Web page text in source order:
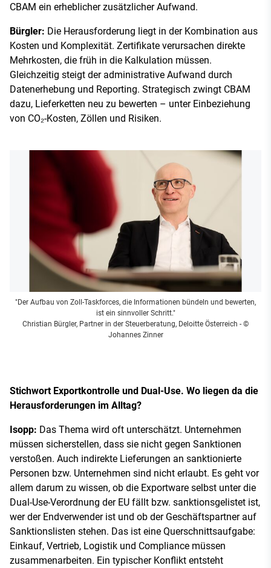
CBAM ein erheblicher zusätzlicher Aufwand.
Bürgler: Die Herausforderung liegt in der Kombination aus
Kosten und Komplexität. Zertifikate verursachen direkte
Mehrkosten, die früh in die Kalkulation müssen.
Gleichzeitig steigt der administrative Aufwand durch
Datenerhebung und Reporting. Strategisch zwingt CBAM
dazu, Lieferketten neu zu bewerten – unter Einbeziehung
von CO₂-Kosten, Zöllen und Risiken.
"Der Aufbau von Zoll-Taskforces, die Informationen bündeln und bewerten,
ist ein sinnvoller Schritt."
Christian Bürgler, Partner in der Steuerberatung, Deloitte Österreich - ©
Johannes Zinner
Stichwort Exportkontrolle und Dual-Use. Wo liegen da die
Herausforderungen im Alltag?
Isopp: Das Thema wird oft unterschätzt. Unternehmen
müssen sicherstellen, dass sie nicht gegen Sanktionen
verstoßen. Auch indirekte Lieferungen an sanktionierte
Personen bzw. Unternehmen sind nicht erlaubt. Es geht vor
allem darum zu wissen, ob die Exportware selbst unter die
Dual-Use-Verordnung der EU fällt bzw. sanktionsgelistet ist,
wer der Endverwender ist und ob der Geschäftspartner auf
Sanktionslisten stehen. Das ist eine Querschnittsaufgabe:
Einkauf, Vertrieb, Logistik und Compliance müssen
zusammenarbeiten. Ein typischer Konflikt entsteht